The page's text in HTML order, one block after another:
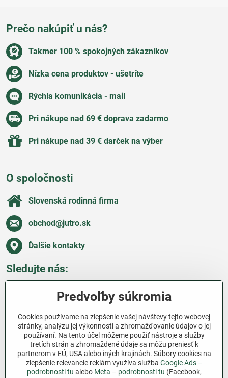
Prečo nakúpiť u nás?
Takmer 100 % spokojných zákazníkov
Nízka cena produktov - ušetríte
Rýchla komunikácia - mail
Pri nákupe nad 69 € doprava zadarmo
Pri nákupe nad 39 € darček na výber
O spoločnosti
Slovenská rodinná firma
obchod​@jutro​.sk
Ďalšie kontakty
Sledujte nás:
Všetko o nákupe
Ďakujeme za podporu
Sme slovenský e-shop bez dotácií​. Fungujeme len
vďaka vám – ľuďom, ktorí veria v poctivú prácu a
Predvoľby súkromia
Cookies používame na zlepšenie vašej návštevy tejto webovej
stránky, analýzu jej výkonnosti a zhromažďovanie údajov o jej
používaní. Na tento účel môžeme použiť nástroje a služby
tretích strán a zhromaždené údaje sa môžu preniesť k
partnerom v EÚ, USA alebo iných krajinách. Súbory cookies na
zlepšenie relevancie reklám využíva služba Google Ads –
podrobnosti tu alebo Meta – podrobnosti tu (Facebook,